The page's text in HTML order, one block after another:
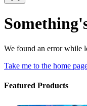
We found an error while
Take me to the home
Featured Products